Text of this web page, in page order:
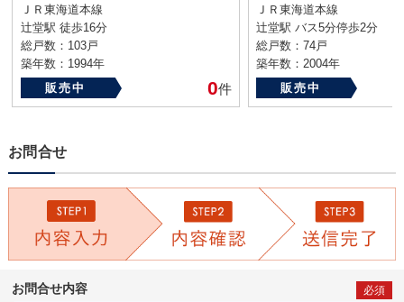
ＪＲ東海道本線
辻堂駅 徒歩16分
総戸数：103戸
築年数：1994年
販売中
0件
ＪＲ東海道本線
辻堂駅 バス5分停歩2分
総戸数：74戸
築年数：2004年
販売中
お問合せ
お問合せ内容 必須